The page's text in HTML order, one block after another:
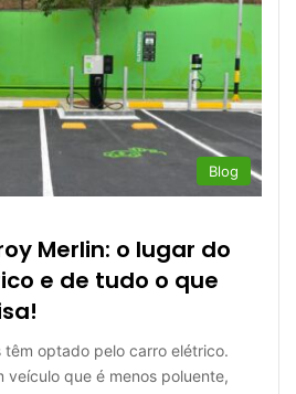
Blog
Merlin: o lugar do
e de tudo o que
têm optado pelo carro elétrico.
veículo que é menos poluente,